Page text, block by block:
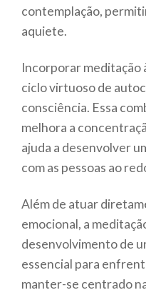
contemplação,
aquiete.
Incorporar meditação
ciclo virtuoso de
consciência. Essa
melhora a
ajuda a desenvolver
com as pessoas ao
Além de atuar
emocional, a
desenvolvimento de
essencial para
manter-se centrado